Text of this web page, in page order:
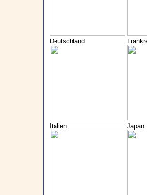
Deutschland
Italien Japan